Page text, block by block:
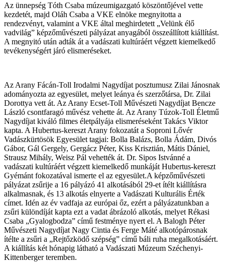
Az ünnepség Tóth Csaba múzeumigazgató köszöntőjével vette
kezdetét, majd Oláh Csaba a VKE elnöke megnyitotta a
rendezvényt, valamint a VKE által meghirdetett „Velünk élő
vadvilág” képzőművészeti pályázat anyagából összeállított kiállítást.
A megnyitó után adták át a vadászati kultúráért végzett kiemelkedő
tevékenységért járó elismeréseket.
Az Arany Fácán-Toll Irodalmi Nagydíjat posztumusz Zilai Jánosnak
adományozta az egyesület, melyet leánya és szerzőtársa, Dr. Zilai
Dorottya vett át. Az Arany Ecset-Toll Művészeti Nagydíjat Bencze
László csontfaragó művész vehette át. Az Arany Túzok-Toll Életmű
Nagydíjat kiváló filmes életpályája elismeréseként Takács Viktor
kapta. A Hubertus-kereszt Arany fokozatát a Soproni Lővér
Vadászkürtösök Egyesület tagjai: Bolla Balázs, Bolla Ádám, Divós
Gábor, Gál Gergely, Gergácz Péter, Kiss Krisztián, Mátis Dániel,
Strausz Mihály, Weisz Pál vehették át. Dr. Sipos Istvánné a
vadászati kultúráért végzett kiemelkedő munkáját Hubertus-kereszt
Gyémánt fokozatával ismerte el az egyesület.A képzőművészeti
pályázat zsűrije a 16 pályázó 41 alkotásából 29-et ítélt kiállításra
alkalmasnak, és 13 alkotás elnyerte a Vadászati Kulturális Érték
címet. Idén az év vadfaja az európai őz, ezért a pályázatunkban a
zsűri különdíját kapta ezt a vadat ábrázoló alkotás, melyet Rékasi
Csaba „Gyalogbodza” című festménye nyert el. A Balogh Péter
Művészeti Nagydíjat Nagy Cintia és Ferge Máté alkotópárosnak
ítélte a zsűri a „Rejtőzködő szépség” című báli ruha megalkotásáért.
A kiállítás két hónapig látható a Vadászati Múzeum Széchenyi-
Kittenberger teremben.